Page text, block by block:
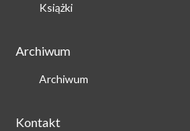
Książki
Archiwum
Archiwum
Kontakt